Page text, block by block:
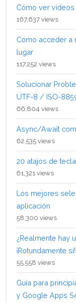
Cómo ver
167,637 views
Como acceder a
lugar
117,252 views
Solucionar
UTF-8 / ISO-
66,804 views
Async/Await
62,535 views
20 atajos de
61,321 views
Los mejores
aplicación
58,300 views
¿Realmente hay
¡Rotundamente sí!
55,558 views
Guía para
y Google Apps